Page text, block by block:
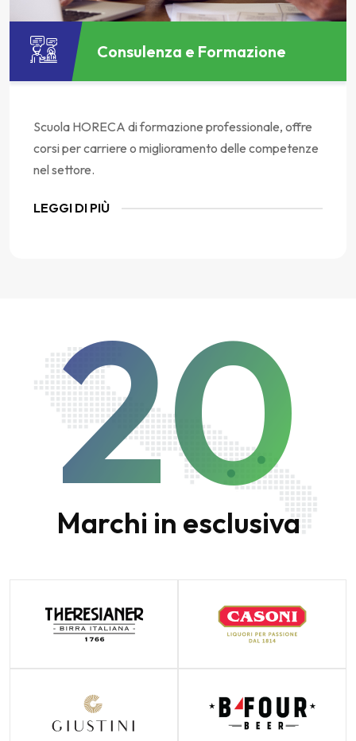
Consulenza e Formazione
Scuola HORECA di formazione professionale, offre
corsi per carriere o miglioramento delle competenze
nel settore.
LEGGI DI PIÙ
20
Marchi in esclusiva